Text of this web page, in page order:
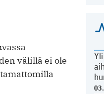
välillä ei ole